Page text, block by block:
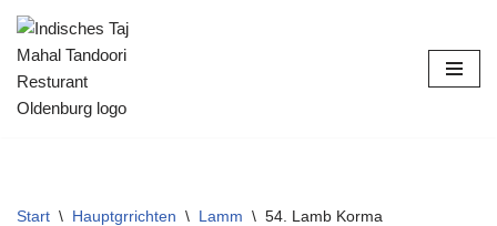
Zum
Inhalt
springen
Start \ Hauptgrrichten \ Lamm \ 54. Lamb Korma